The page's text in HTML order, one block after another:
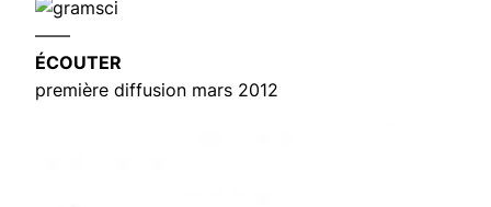
——
ÉCOUTER
première diffusion mars 2012